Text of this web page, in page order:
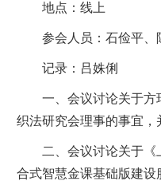
地点：线上
参会人员：石俭平、
记录：吕姝俐
一、会议讨论关于方
织法研究会理事的事宜，
二、会议讨论关于
合式智慧金课基础版建